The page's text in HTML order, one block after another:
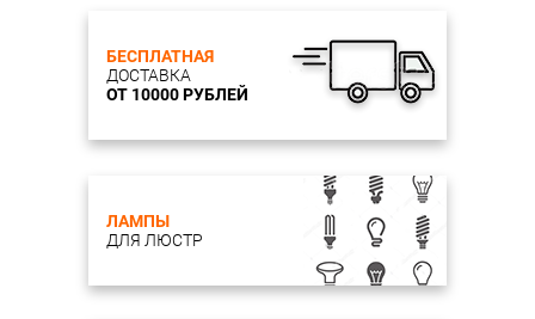
БЕСПЛАТНАЯ
ДОСТАВКА
ОТ 10000 РУБЛЕЙ
ЛАМПЫ
ДЛЯ ЛЮСТР